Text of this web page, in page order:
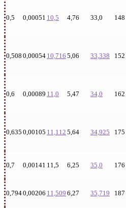
0,5 0,00051 10,5 4,76 33,0 148
0,508 0,00054 10,716 5,06 33,338 152
0,6 0,00089 11,0 5,47 34,0 162
0,635 0,00105 11,112 5,64 34,925 175
0,7 0,00141 11,5 6,25 35,0 176
0,7940,00206 11,509 6,27 35,719 187